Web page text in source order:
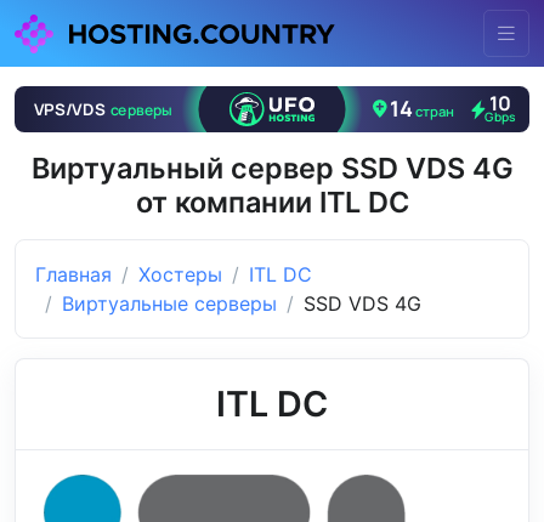
Виртуальный сервер SSD VDS 4G
от компании ITL DC
Главная Хостеры
ITL DC
Виртуальные серверы
SSD VDS 4G
ITL DC